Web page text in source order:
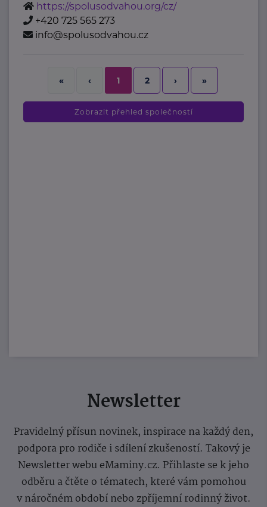
https://spolusodvahou.org/cz/
+420 725 565 273
info@spolusodvahou.cz
« ‹ 1 2 › »
Zobrazit přehled společností
Newsletter
Pravidelný přísun novinek, inspirace na každý den,
podpora pro rodiče i sdílení zkušeností. Takový je
Newsletter webu eMaminy.cz. Přihlaste se k jeho
odběru a čtěte o tématech, které vám pomohou
v náročném období nebo zpříjemní rodinný život.